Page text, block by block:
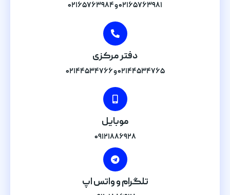
۰۲۱۶۵۷۶۳۹۸۱ و ۰۲۱۶۵۷۶۳۹۸۴
دفتر مرکزی
۰۲۱۴۴۵۳۴۷۶۵ و ۰۲۱۴۴۵۳۴۷۶۶
موبایل
۰۹۱۲۱۸۸۶۹۲۸
تلگرام و واتس اپ